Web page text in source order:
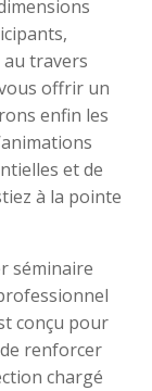
au travers
offrir un
enfin les
et de
à la pointe
séminaire
conçu pour
renforcer
chargé